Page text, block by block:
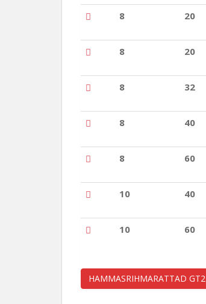
8 20
8 20
8 32
8 40
8 60
10 40
10 60
HAMMASRIHMARATTAD GT2